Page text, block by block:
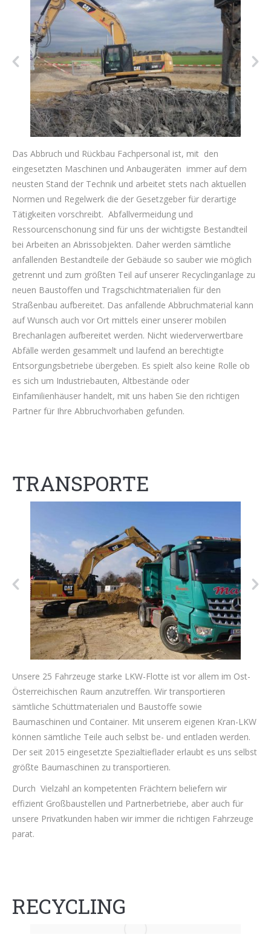
Das Abbruch und Rückbau Fachpersonal ist, mit den
eingesetzten Maschinen und Anbaugeräten immer auf dem
neusten Stand der Technik und arbeitet stets nach aktuellen
Normen und Regelwerk die der Gesetzgeber für derartige
Tätigkeiten vorschreibt. Abfallvermeidung und
Ressourcenschonung sind für uns der wichtigste Bestandteil
bei Arbeiten an Abrissobjekten. Daher werden sämtliche
anfallenden Bestandteile der Gebäude so sauber wie möglich
getrennt und zum größten Teil auf unserer Recyclinganlage zu
neuen Baustoffen und Tragschichtmaterialien für den
Straßenbau aufbereitet. Das anfallende Abbruchmaterial kann
auf Wunsch auch vor Ort mittels einer unserer mobilen
Brechanlagen aufbereitet werden. Nicht wiederverwertbare
Abfälle werden gesammelt und laufend an berechtigte
Entsorgungsbetriebe übergeben. Es spielt also keine Rolle ob
es sich um Industriebauten, Altbestände oder
Einfamilienhäuser handelt, mit uns haben Sie den richtigen
Partner für Ihre Abbruchvorhaben gefunden.
TRANSPORTE
Unsere 25 Fahrzeuge starke LKW-Flotte ist vor allem im Ost-
Österreichischen Raum anzutreffen. Wir transportieren
sämtliche Schüttmaterialen und Baustoffe sowie
Baumaschinen und Container. Mit unserem eigenen Kran-LKW
können sämtliche Teile auch selbst be- und entladen werden.
Der seit 2015 eingesetzte Spezialtieflader erlaubt es uns selbst
größte Baumaschinen zu transportieren.
Durch Vielzahl an kompetenten Frächtern beliefern wir
effizient Großbaustellen und Partnerbetriebe, aber auch für
unsere Privatkunden haben wir immer die richtigen Fahrzeuge
parat.
RECYCLING